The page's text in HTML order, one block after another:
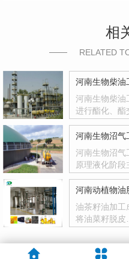
相
RELATED
河南生物柴油
河南生物柴油
进行酯化、酯
河南生物沼气
河南生物沼气
原理液化阶段
河南动植物油
油茶籽油加工
将油菜籽脱皮…